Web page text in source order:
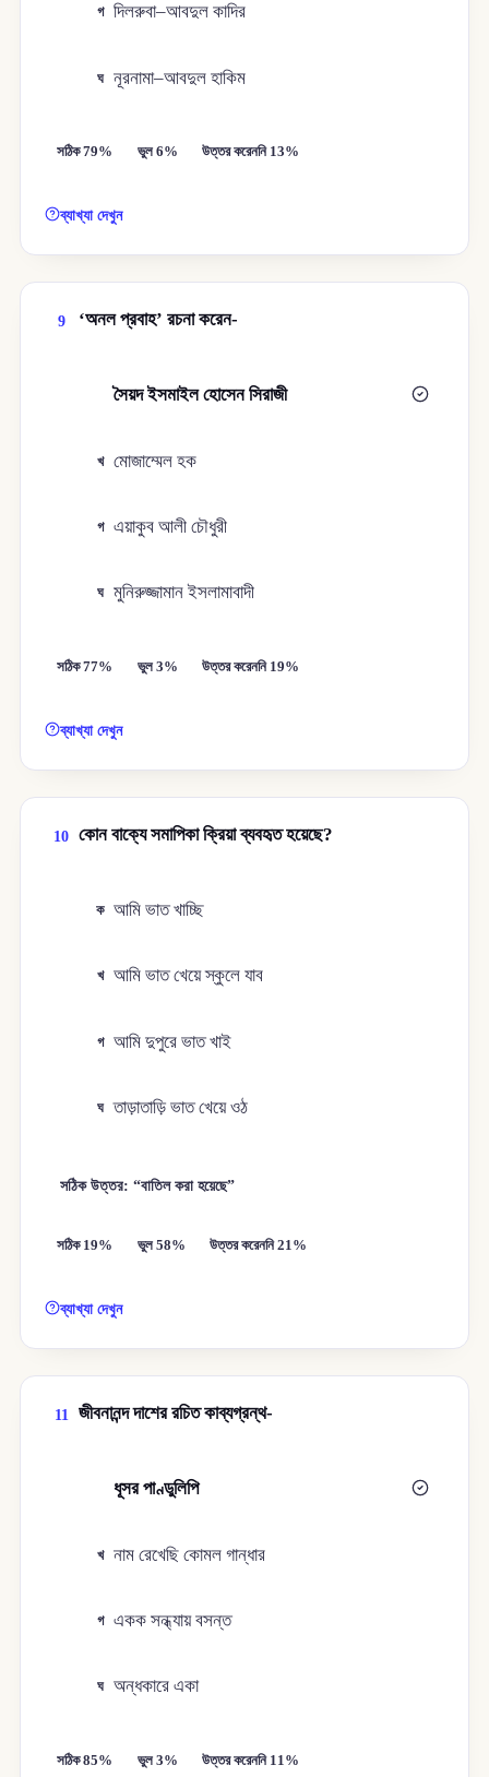
গ দিলরুবা–আবদুল কাদির
ঘ নূরনামা–আবদুল হাকিম
সঠিক 79% ভুল 6% উত্তর করেননি 13%
ব্যাখ্যা দেখুন
9 ‘অনল প্রবাহ’ রচনা করেন-
সৈয়দ ইসমাইল হোসেন সিরাজী
খ মোজাম্মেল হক
গ এয়াকুব আলী চৌধুরী
ঘ মুনিরুজ্জামান ইসলামাবাদী
সঠিক 77% ভুল 3% উত্তর করেননি 19%
ব্যাখ্যা দেখুন
10 কোন বাক্যে সমাপিকা ক্রিয়া ব্যবহৃত হয়েছে?
ক আমি ভাত খাচ্ছি
খ আমি ভাত খেয়ে স্কুলে যাব
গ আমি দুপুরে ভাত খাই
ঘ তাড়াতাড়ি ভাত খেয়ে ওঠ
সঠিক উত্তর: “বাতিল করা হয়েছে”
সঠিক 19% ভুল 58% উত্তর করেননি 21%
ব্যাখ্যা দেখুন
11 জীবনানন্দ দাশের রচিত কাব্যগ্রন্থ-
ধূসর পাণ্ডুলিপি
খ নাম রেখেছি কোমল গান্ধার
গ একক সন্ধ্যায় বসন্ত
ঘ অন্ধকারে একা
সঠিক 85% ভুল 3% উত্তর করেননি 11%